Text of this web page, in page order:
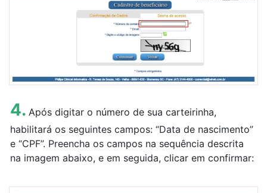
4. Após digitar o número de sua carteirinha,
habilitará os seguintes campos: “Data de nascimento”
e “CPF”. Preencha os campos na sequência descrita
na imagem abaixo, e em seguida, clicar em confirmar: